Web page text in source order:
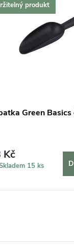
produkt
Green Basics
Kč
15 ks